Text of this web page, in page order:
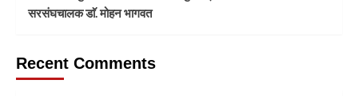
सरसंघचालक डाॅ. मोहन भागवत
Recent Comments